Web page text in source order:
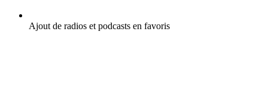
Ajout de radios et podcasts en favoris